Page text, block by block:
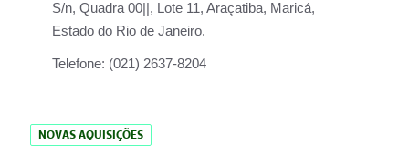
S/n, Quadra 00||, Lote 11, Araçatiba, Maricá,
Estado do Rio de Janeiro.
Telefone: (021) 2637-8204
NOVAS AQUISIÇÕES